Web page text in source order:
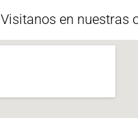
Visitanos en nuestras